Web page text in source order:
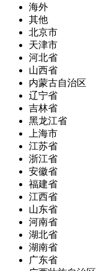
海外
其他
北京市
天津市
河北省
山西省
内蒙古自治区
辽宁省
吉林省
黑龙江省
上海市
江苏省
浙江省
安徽省
福建省
江西省
山东省
河南省
湖北省
湖南省
广东省